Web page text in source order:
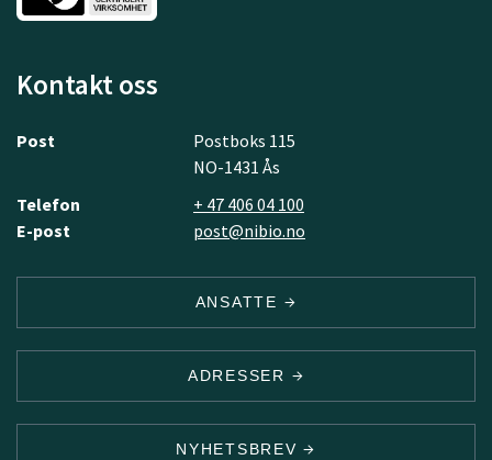
Kontakt oss
Post
Postboks 115
NO-1431 Ås
Telefon
+ 47 406 04 100
E-post
post@nibio.no
ANSATTE
ADRESSER
NYHETSBREV